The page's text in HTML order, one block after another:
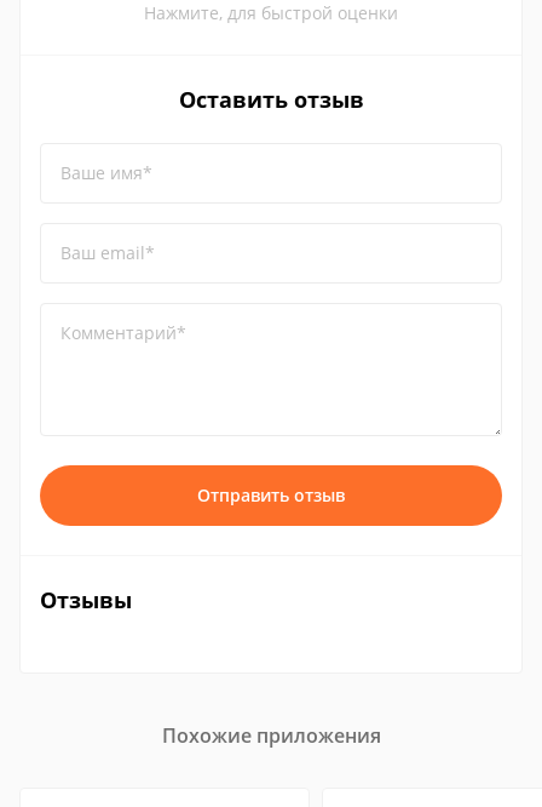
Нажмите, для быстрой оценки
Оставить отзыв
Ваше имя*
Ваш email*
Комментарий*
Отправить отзыв
Отзывы
Похожие приложения